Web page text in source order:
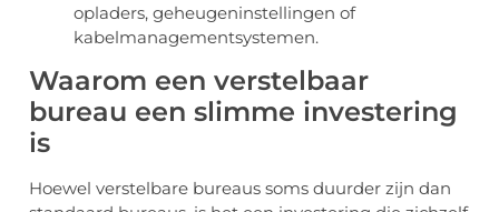
opladers, geheugeninstellingen of
kabelmanagementsystemen.
Waarom een verstelbaar
bureau een slimme investering
is
Hoewel verstelbare bureaus soms duurder zijn dan